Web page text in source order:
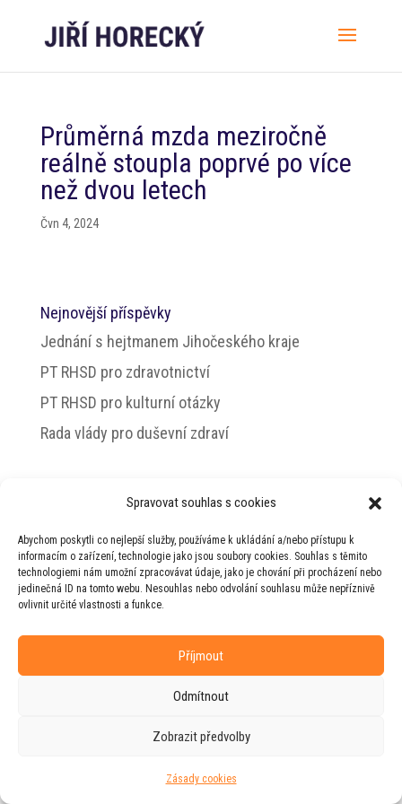
Spravovat souhlas s cookies
Abychom poskytli co nejlepší služby, používáme k ukládání a/nebo přístupu k
informacím o zařízení, technologie jako jsou soubory cookies. Souhlas s těmito
technologiemi nám umožní zpracovávat údaje, jako je chování při procházení nebo
jedinečná ID na tomto webu. Nesouhlas nebo odvolání souhlasu může nepříznivě
ovlivnit určité vlastnosti a funkce.
Příjmout
Odmítnout
Zobrazit předvolby
Zásady cookies
Průměrná mzda meziročně
reálně stoupla poprvé po více
než dvou letech
Čvn 4, 2024
Nejnovější příspěvky
Jednání s hejtmanem Jihočeského kraje
PT RHSD pro zdravotnictví
PT RHSD pro kulturní otázky
Rada vlády pro duševní zdraví
Horeckého
Web vytvořila firmaRUDIve spolupráci s
agenturou